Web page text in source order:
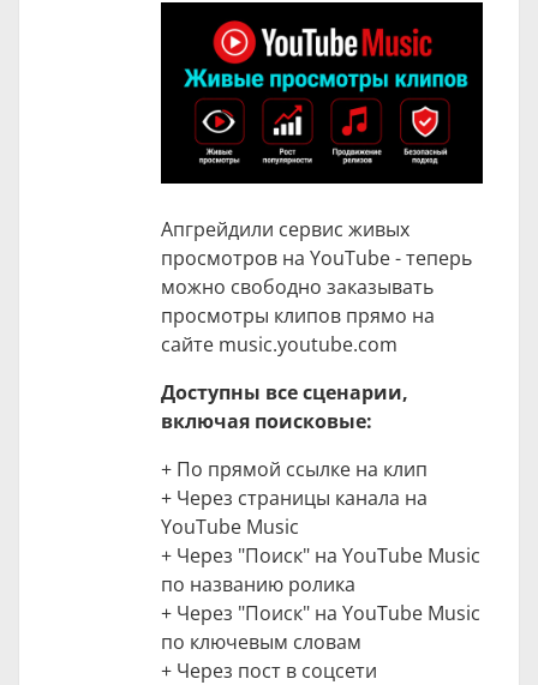
Апгрейдили сервис живых
просмотров на YouTube - теперь
можно свободно заказывать
просмотры клипов прямо на
сайте music.youtube.com
Доступны все сценарии,
включая поисковые:
+ По прямой ссылке на клип
+ Через страницы канала на
YouTube Music
+ Через "Поиск" на YouTube Music
по названию ролика
+ Через "Поиск" на YouTube Music
по ключевым словам
+ Через пост в соцсети